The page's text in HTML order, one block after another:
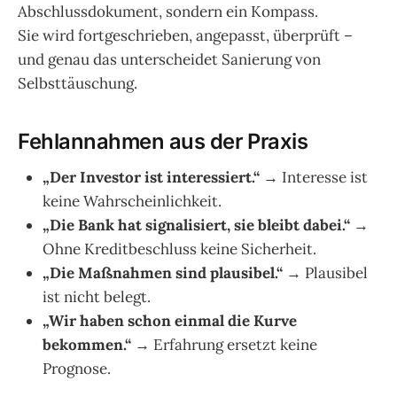
Abschlussdokument, sondern ein Kompass.
Sie wird fortgeschrieben, angepasst, überprüft –
und genau das unterscheidet Sanierung von
Selbsttäuschung.
Fehlannahmen aus der Praxis
„Der Investor ist interessiert.“ → Interesse ist
keine Wahrscheinlichkeit.
„Die Bank hat signalisiert, sie bleibt dabei.“ →
Ohne Kreditbeschluss keine Sicherheit.
„Die Maßnahmen sind plausibel.“ → Plausibel
ist nicht belegt.
„Wir haben schon einmal die Kurve
bekommen.“ → Erfahrung ersetzt keine
Prognose.